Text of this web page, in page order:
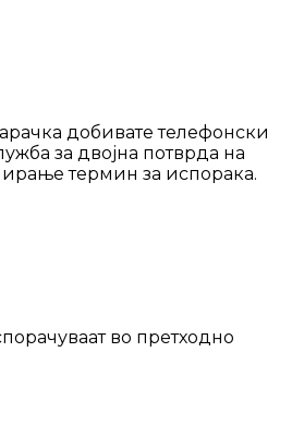
добивате телефонски
за двојна потврда на
термин за испорака.
во претходно